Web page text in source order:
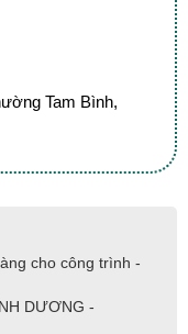
Tam Bình,
cho công trình -
DƯƠNG -